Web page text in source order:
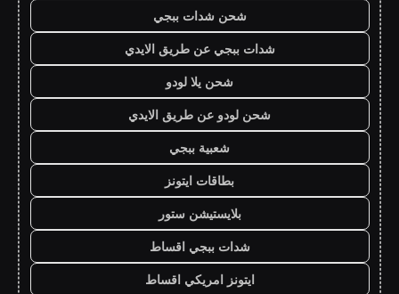
شحن شدات ببجي
شدات ببجي عن طريق الايدي
شحن يلا لودو
شحن لودو عن طريق الايدي
شعبية ببجي
بطاقات ايتونز
بلايستيشن ستور
شدات ببجي اقساط
ايتونز امريكي اقساط